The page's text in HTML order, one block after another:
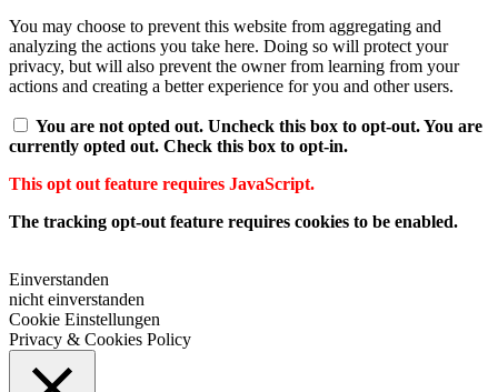
You may choose to prevent this website from aggregating and
analyzing the actions you take here. Doing so will protect your
privacy, but will also prevent the owner from learning from your
actions and creating a better experience for you and other users.
You are not opted out. Uncheck this box to opt-out.You are
currently opted out. Check this box to opt-in.
This opt out feature requires JavaScript.
The tracking opt-out feature requires cookies to be enabled.
Einverstanden
nicht einverstanden
Cookie Einstellungen
Privacy & Cookies Policy